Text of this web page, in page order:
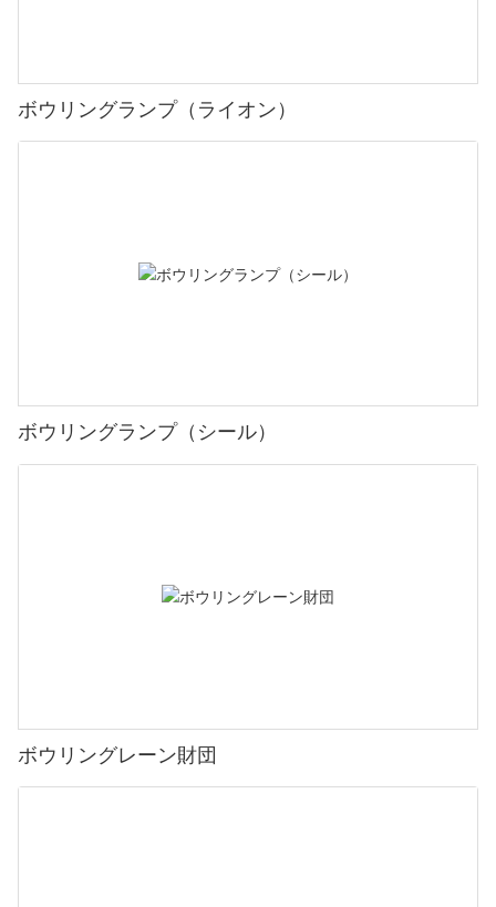
ボウリングランプ（ライオン）
ボウリングランプ（シール）
ボウリングレーン財団